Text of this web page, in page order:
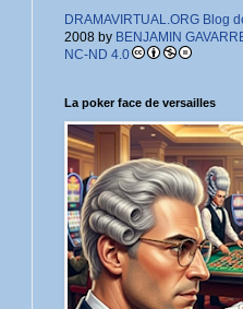
DRAMAVIRTUAL.ORG Blog
2008 by BENJAMIN
NC-ND 4.0
La poker face de versailles